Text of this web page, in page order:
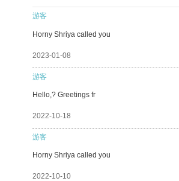
游客
Horny Shriya called you
2023-01-08
游客
Hello,? Greetings fr
2022-10-18
游客
Horny Shriya called you
2022-10-10